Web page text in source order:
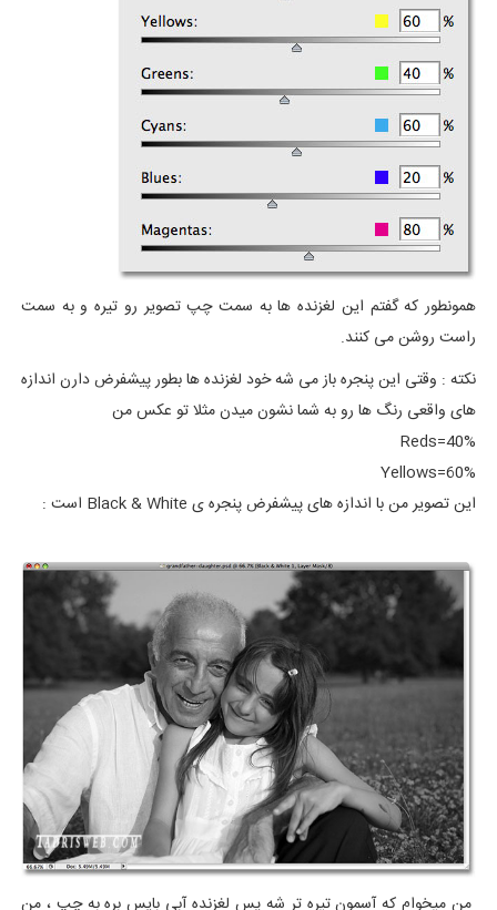
همونطور که گفتم این لغزنده ها به سمت چپ تصویر رو تیره و به سمت
راست روشن می کنند.
نکته : وقتی این پنجره باز می شه خود لغزنده ها بطور پیشفرض دارن اندازه
های واقعی رنگ ها رو به شما نشون میدن مثلا تو عکس من
Reds=40%
Yellows=60%
این تصویر من با اندازه های پیشفرض پنجره ی Black & White است :
من میخوام که آسمون تیره تر شه پس لغزنده آبی بایس بره به چپ ، من